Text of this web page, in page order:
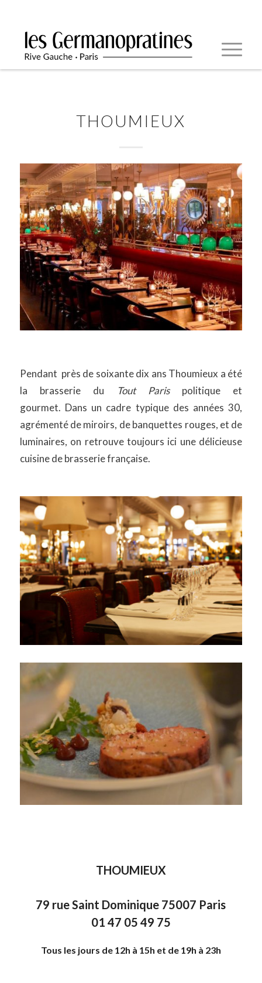
THOUMIEUX
Pendant près de soixante dix ans Thoumieux a été
la brasserie du Tout Parispolitique et
gourmet. Dans un cadre typique des années 30,
agrémenté de miroirs, de banquettes rouges, et de
luminaires, on retrouve toujours ici une délicieuse
cuisine de brasserie française.
THOUMIEUX
79 rue Saint Dominique 75007 Paris
01 47 05 49 75
Tous les jours de 12h à 15h et de 19h à 23h